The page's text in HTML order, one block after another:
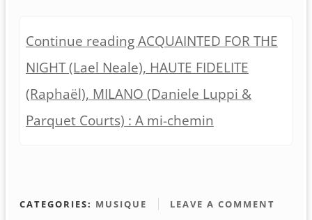
Continue reading ACQUAINTED FOR THE
NIGHT (Lael Neale), HAUTE FIDELITE
(Raphaël), MILANO (Daniele Luppi &
Parquet Courts) : A mi-chemin
CATEGORIES: MUSIQUE LEAVE A COMMENT